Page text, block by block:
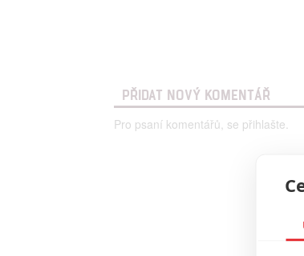
PŘIDAT NOVÝ KOMENTÁŘ
Pro psaní komentářů, se přihlašte.